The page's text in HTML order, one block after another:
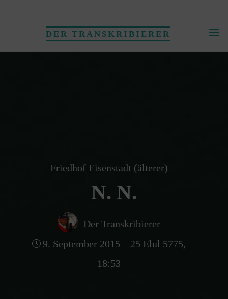
DER TRANSKRIBIERER
Friedhof Eisenstadt (älterer)
N. N.
Der Transkribierer
9. September 2015 – 25 Elul 5775,
18:53